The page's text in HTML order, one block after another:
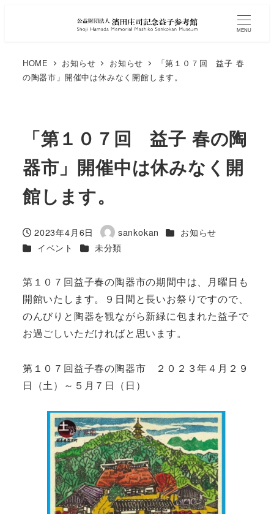
MENU
HOME お知らせ お知らせ
「第１０７回 益子 春
の陶器市」開催中は休みなく開館します。
「第１０７回 益子 春の陶
器市」開催中は休みなく開
館します。
投稿日
2023年4月6日
著
者
sankokan カテゴリー
お知らせ
カテゴリー
イベント カテゴリー
未分類
第１０７回益子春の陶器市の期間中は、月曜日も
開館いたします。９日間と長いお祭りですので、
のんびりと陶器を観ながら新緑に包まれた益子で
お過ごしいただければと思います。
第１０７回益子春の陶器市 ２０２３年４月２９
日（土）～５月７日（日）